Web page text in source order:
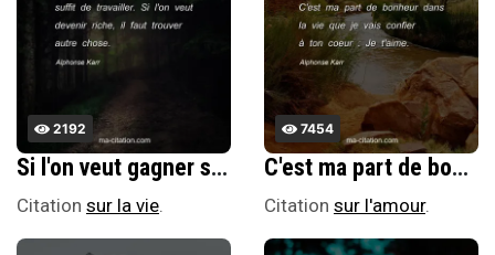
2192
Si l'on veut gagner sa vie, il suffit de travailler. Si l'on veut devenir riche, il faut trouver autre chose.
Citation sur la vie.
7454
C'est ma part de bonheur dans la vie que je vais confier Ã ton coeur : Je t'aime.
Citation sur l'amour.